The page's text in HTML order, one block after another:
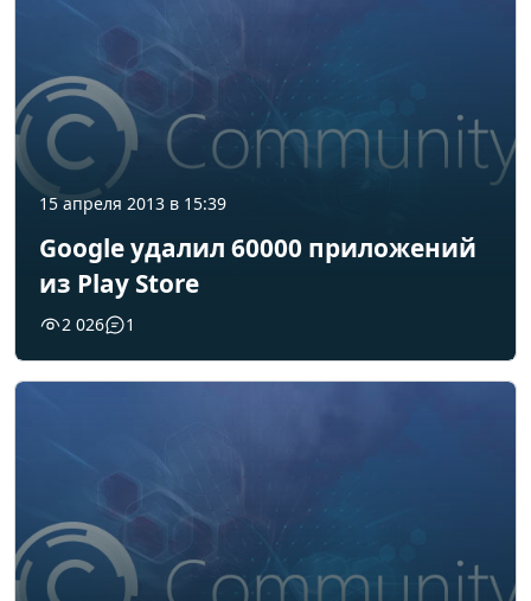
15 апреля 2013 в 15:39
Google удалил 60000 приложений
из Play Store
2 026 1